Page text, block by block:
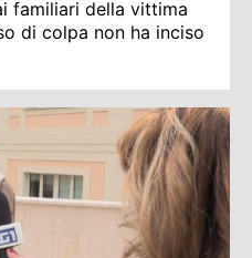
familiari della vittima
di colpa non ha inciso